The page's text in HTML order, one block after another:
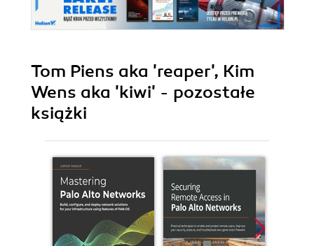
Tom Piens aka 'reaper', Kim
Wens aka 'kiwi' - pozostałe
książki